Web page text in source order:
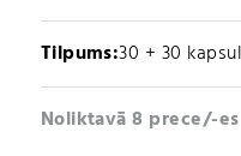
Tilpums:30 + 30
Noliktavā 8 prece/-es